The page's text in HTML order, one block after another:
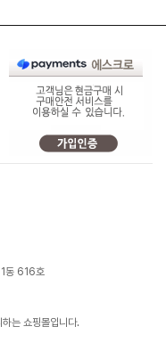
동 616호
는 쇼핑몰입니다.